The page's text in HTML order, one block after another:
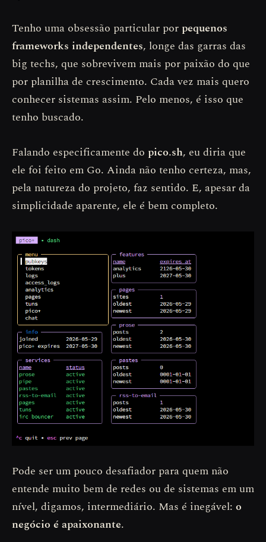
Tenho uma obsessão particular por pequenos
frameworks independentes, longe das garras das
big techs, que sobrevivem mais por paixão do que
por planilha de crescimento. Cada vez mais quero
conhecer sistemas assim. Pelo menos, é isso que
tenho buscado.
Falando especificamente do pico.sh, eu diria que
ele foi feito em Go. Ainda não tenho certeza, mas,
pela natureza do projeto, faz sentido. E, apesar da
simplicidade aparente, ele é bem completo.
Pode ser um pouco desafiador para quem não
entende muito bem de redes ou de sistemas em um
nível, digamos, intermediário. Mas é inegável: o
negócio é apaixonante.